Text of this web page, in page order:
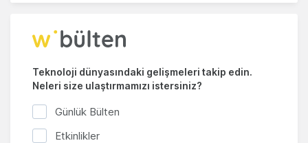
Teknoloji dünyasındaki gelişmeleri takip edin.
Neleri size ulaştırmamızı istersiniz?
Günlük Bülten
Etkinlikler